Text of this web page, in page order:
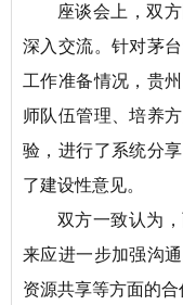
座谈会上，双
深入 交流。针对茅
工作准备情况，贵
师队伍管理、培养
验 ，进行了系统分
了建设性意见。
双方一致认为
来应进一步加强沟通
资源共享等方面的合